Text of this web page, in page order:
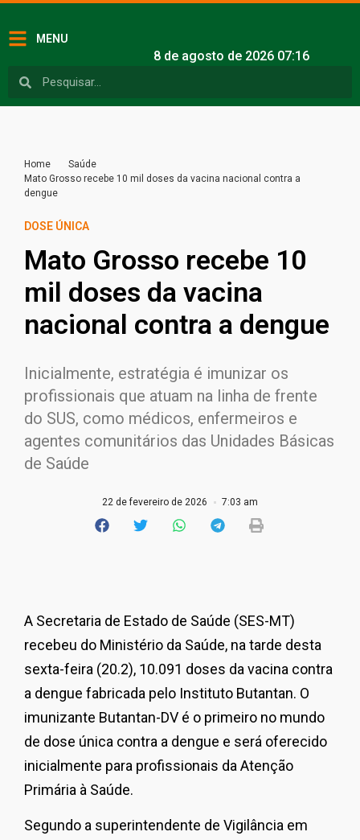
MENU
8 de agosto de 2026 07:16
Home
Saúde
Mato Grosso recebe 10 mil doses da vacina nacional contra a
dengue
DOSE ÚNICA
Mato Grosso recebe 10
mil doses da vacina
nacional contra a dengue
Inicialmente, estratégia é imunizar os
profissionais que atuam na linha de frente
do SUS, como médicos, enfermeiros e
agentes comunitários das Unidades Básicas
de Saúde
22 de fevereiro de 2026 7:03 am
A Secretaria de Estado de Saúde (SES-MT)
recebeu do Ministério da Saúde, na tarde desta
sexta-feira (20.2), 10.091 doses da vacina contra
a dengue fabricada pelo Instituto Butantan. O
imunizante Butantan-DV é o primeiro no mundo
de dose única contra a dengue e será oferecido
inicialmente para profissionais da Atenção
Primária à Saúde.
Segundo a superintendente de Vigilância em